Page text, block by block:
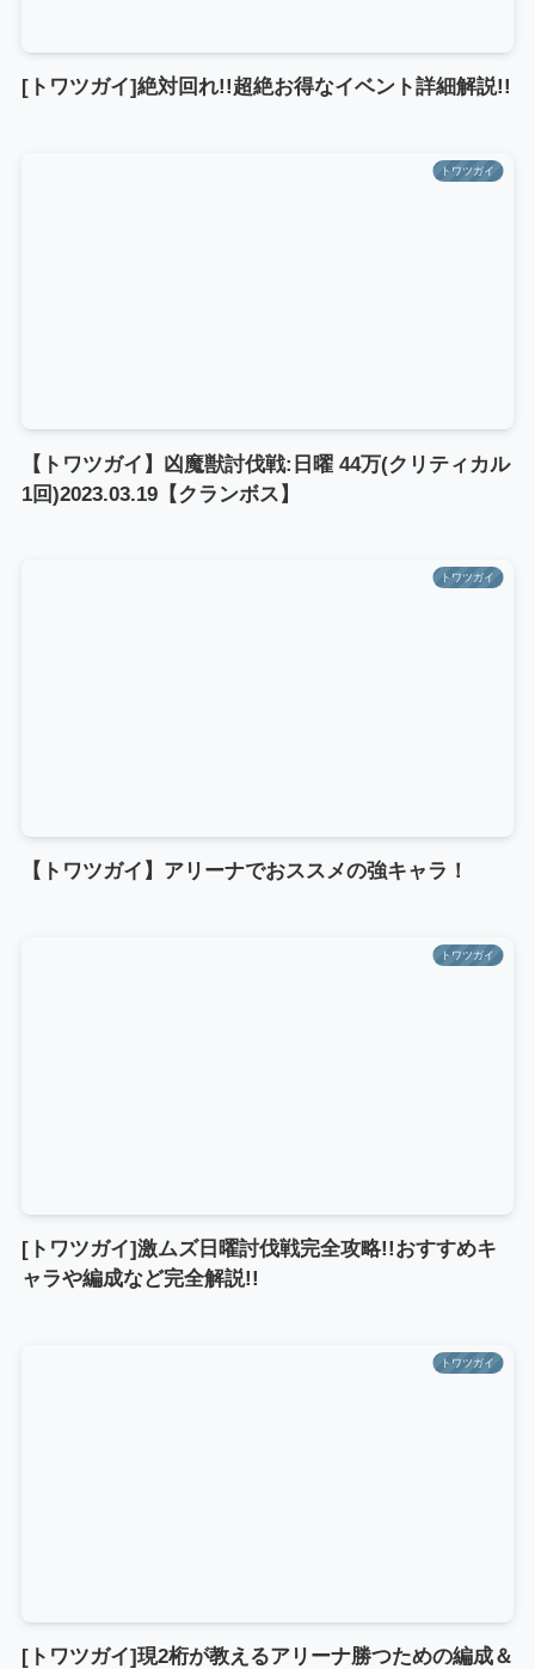
[トワツガイ]絶対回れ!!超絶お得なイベント詳細解説!!
トワツガイ
【トワツガイ】凶魔獣討伐戦:日曜 44万(クリティカル
1回)2023.03.19【クランボス】
トワツガイ
【トワツガイ】アリーナでおススメの強キャラ！
トワツガイ
[トワツガイ]激ムズ日曜討伐戦完全攻略!!おすすめキ
ャラや編成など完全解説!!
トワツガイ
[トワツガイ]現2桁が教えるアリーナ勝つための編成＆